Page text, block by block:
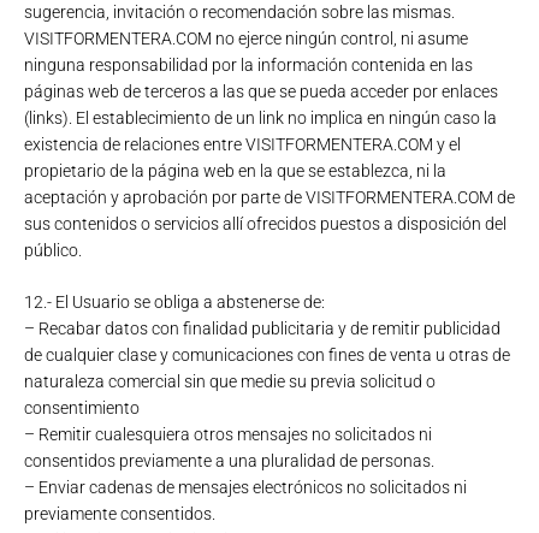
sugerencia, invitación o recomendación sobre las mismas.
VISITFORMENTERA.COM no ejerce ningún control, ni asume
ninguna responsabilidad por la información contenida en las
páginas web de terceros a las que se pueda acceder por enlaces
(links). El establecimiento de un link no implica en ningún caso la
existencia de relaciones entre VISITFORMENTERA.COM y el
propietario de la página web en la que se establezca, ni la
aceptación y aprobación por parte de VISITFORMENTERA.COM de
sus contenidos o servicios allí ofrecidos puestos a disposición del
público.
12.- El Usuario se obliga a abstenerse de:
– Recabar datos con finalidad publicitaria y de remitir publicidad
de cualquier clase y comunicaciones con fines de venta u otras de
naturaleza comercial sin que medie su previa solicitud o
consentimiento
– Remitir cualesquiera otros mensajes no solicitados ni
consentidos previamente a una pluralidad de personas.
– Enviar cadenas de mensajes electrónicos no solicitados ni
previamente consentidos.